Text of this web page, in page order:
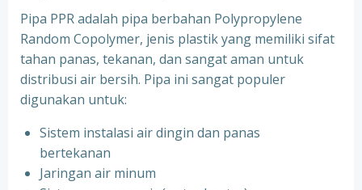
Pipa PPR adalah pipa berbahan Polypropylene
Random Copolymer, jenis plastik yang memiliki sifat
tahan panas, tekanan, dan sangat aman untuk
distribusi air bersih. Pipa ini sangat populer
digunakan untuk:
Sistem instalasi air dingin dan panas
bertekanan
⁠Jaringan air minum